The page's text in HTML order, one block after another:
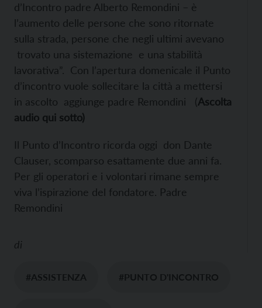
d’Incontro padre Alberto Remondini – è
l’aumento delle persone che sono ritornate
sulla strada, persone che negli ultimi avevano
trovato una sistemazione e una stabilità
lavorativa”. Con l’apertura domenicale il Punto
d’incontro vuole sollecitare la città a mettersi
in ascolto aggiunge padre Remondini (Ascolta
audio qui sotto)
Il Punto d’Incontro ricorda oggi don Dante
Clauser, scomparso esattamente due anni fa.
Per gli operatori e i volontari rimane sempre
viva l’ispirazione del fondatore. Padre
Remondini
di
#ASSISTENZA #PUNTO D'INCONTRO